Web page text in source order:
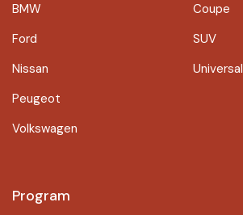
BMW
Ford
Nissan
Peugeot
Volkswagen
Coupe
SUV
Universal
Program